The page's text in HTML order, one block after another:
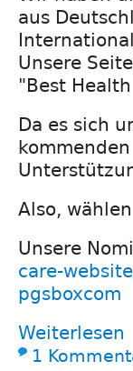
aus
Unsere
"Best
Da es sich
Also,
Unsere
care-
pgsboxcom
Weiterlesen
1